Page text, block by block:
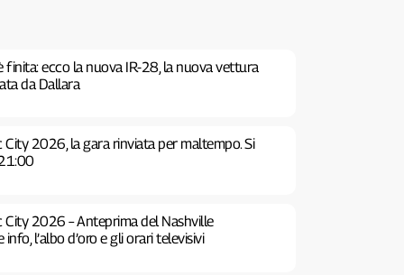
finita: ecco la nuova IR-28, la nuova vettura
da Dallara
City 2026, la gara rinviata per maltempo. Si
City 2026 – Anteprima del Nashville
l’albo d’oro e gli orari televisivi